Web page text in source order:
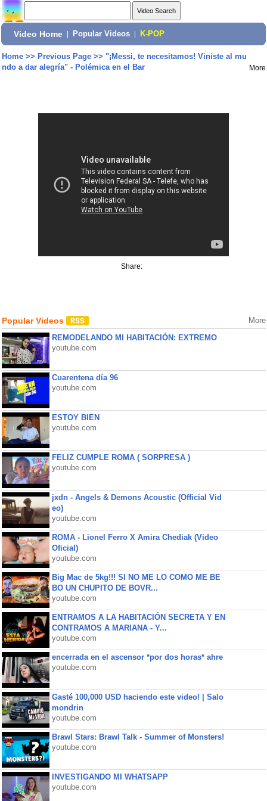
Video Home Popular Videos K-POP
Home>> Previous Page>> "¡Messi, te necesitamos! Viniste al mu
ndo a dar alegría" - Polémica en el Bar
More
Share:
Popular Videos More
REMODELANDO MI HABITACIÓN: EXTREMO
youtube.com
Cuarentena día 96
youtube.com
ESTOY BIEN
youtube.com
FELIZ CUMPLE ROMA ( SORPRESA )
youtube.com
jxdn - Angels & Demons Acoustic (Official Vid
eo)
youtube.com
ROMA - Lionel Ferro X Amira Chediak (Video
Oficial)
youtube.com
Big Mac de 5kg!!! SI NO ME LO COMO ME BE
BO UN CHUPITO DE BOVR...
youtube.com
ENTRAMOS A LA HABITACIÓN SECRETA Y EN
CONTRAMOS A MARIANA - Y...
youtube.com
encerrada en el ascensor *por dos horas* ahre
youtube.com
Gasté 100,000 USD haciendo este video! | Salo
mondrin
youtube.com
Brawl Stars: Brawl Talk - Summer of Monsters!
youtube.com
INVESTIGANDO MI WHATSAPP
youtube.com